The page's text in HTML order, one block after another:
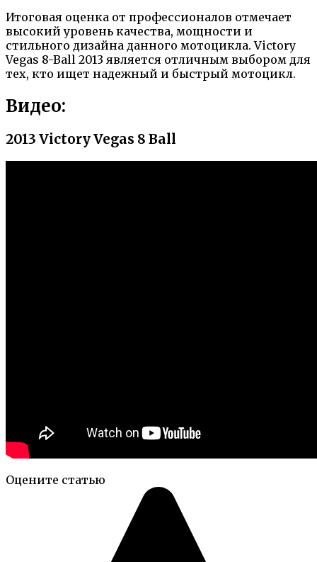
Итоговая оценка от профессионалов отмечает
высокий уровень качества, мощности и
стильного дизайна данного мотоцикла. Victory
Vegas 8-Ball 2013 является отличным выбором для
тех, кто ищет надежный и быстрый мотоцикл.
Видео:
2013 Victory Vegas 8 Ball
Оцените статью